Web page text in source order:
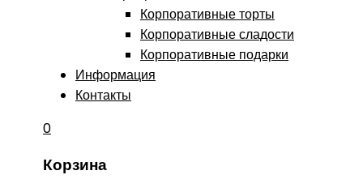
Корпоративные торты
Корпоративные сладости
Корпоративные подарки
Информация
Контакты
0
Корзина